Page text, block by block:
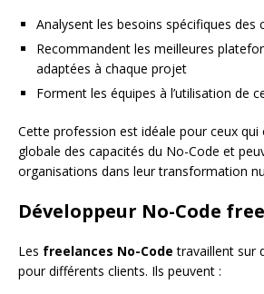
Analysent les besoins spécifiques des
Recommandent les meilleures
adaptées à chaque projet
Forment les équipes à l’utilisation de
Cette profession est idéale pour ceux qui
globale des capacités du No-Code et
organisations dans leur transformation
Développeur No-Code
Les freelances No-Code travaillent sur
pour différents clients. Ils peuvent :